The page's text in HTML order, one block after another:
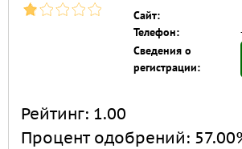
Сайт:
Телефон:
Сведения о
регистрации:
Рейтинг: 1.00
Процент одобрений: